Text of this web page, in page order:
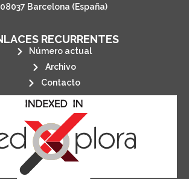
08037 Barcelona (España)
RECURRENTES
Número actual
Archivo
Contacto